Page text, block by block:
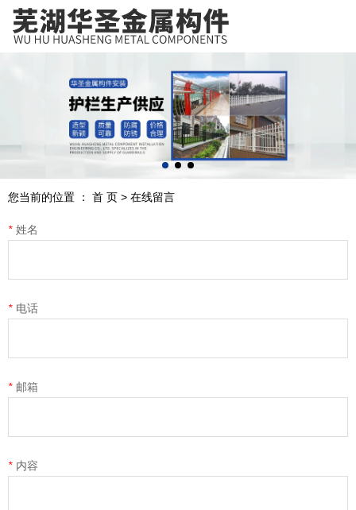
安装服务，欢迎咨询！
护栏设计、制作、安装一站式服务
0553-5365116
您当前的位置 ： 首 页 > 在线留言
* 姓名
* 电话
* 邮箱
* 内容